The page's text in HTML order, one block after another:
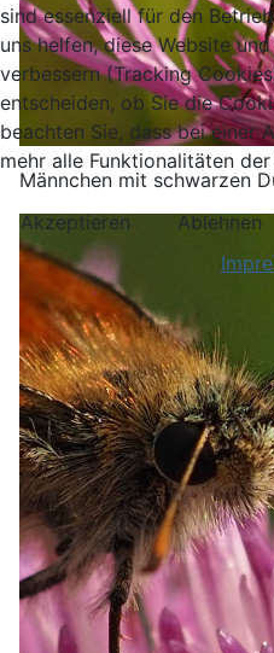
Männchen mit schwarzen
sind essenziell für den
uns helfen, diese Website
verbessern (Tracking
entscheiden, ob Sie die
beachten Sie, dass bei einer
mehr alle Funktionalitäten
Akzeptieren
Ablehnen